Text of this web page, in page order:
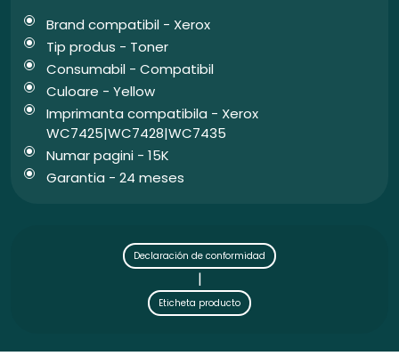
Brand compatibil - Xerox
Tip produs - Toner
Consumabil - Compatibil
Culoare - Yellow
Imprimanta compatibila - Xerox
WC7425|WC7428|WC7435
Numar pagini - 15K
Garantia - 24 meses
Declaración de conformidad
|
Eticheta producto